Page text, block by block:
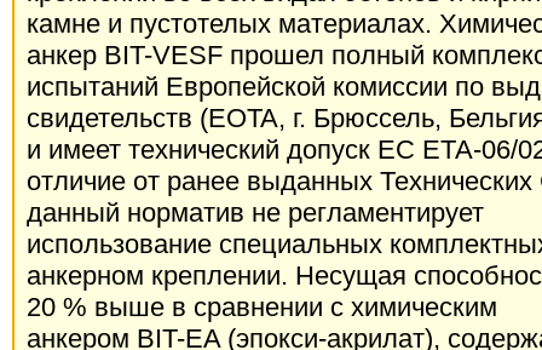
камне и пустотелых материалах.
анкер BIT-VESF прошел полный
испытаний Европейской комиссии по
свидетельств (EOTA, г. Брюссель,
и имеет технический допуск ЕС ЕТА-06/
отличие от ранее выданных Технических
данный норматив не регламентирует
использование специальных
анкерном креплении. Несущая
20 % выше в сравнении с химическим
анкером BIT-EA (эпокси-акрилат),